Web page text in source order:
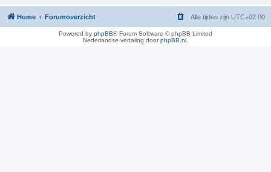
Home Forumoverzicht Alle tijden zijn UTC+02:00
Powered by phpBB® Forum Software © phpBB Limited
Nederlandse vertaling doorphpBB.nl